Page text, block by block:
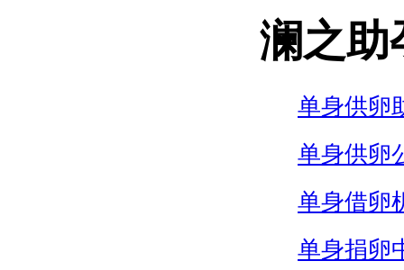
澜之助
单身供卵
单身供卵
单身借卵
单身捐卵